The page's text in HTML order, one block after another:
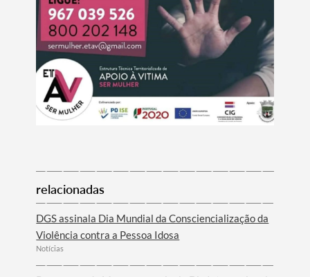
Categorias gerais
Filtros
relacionadas
DGS assinala Dia Mundial da Consciencialização da
Violência contra a Pessoa Idosa
Notícias